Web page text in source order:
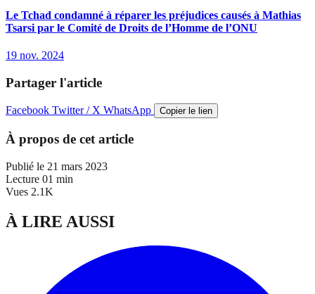
Le Tchad condamné à réparer les préjudices causés à Mathias
Tsarsi par le Comité de Droits de l’Homme de l’ONU
19 nov. 2024
Partager l'article
Facebook Twitter / X WhatsApp Copier le lien
À propos de cet article
Publié le 21 mars 2023
Lecture 01 min
Vues 2.1K
À LIRE AUSSI